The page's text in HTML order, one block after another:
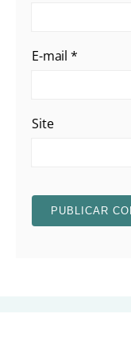
E-mail *
Site